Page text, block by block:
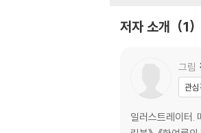
Part 4. 겨울 _ 추워
세상이 우릴 축복
저자 소개 1
그림
관
일러스트레이터.